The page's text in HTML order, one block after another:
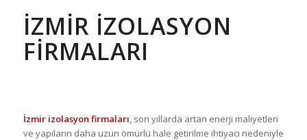
İZMIR İZOLASYON
FIRMALARI
İzmir izolasyon firmaları, son yıllarda artan enerji maliyetleri
ve yapıların daha uzun ömürlü hale getirilme ihtiyacı nedeniyle